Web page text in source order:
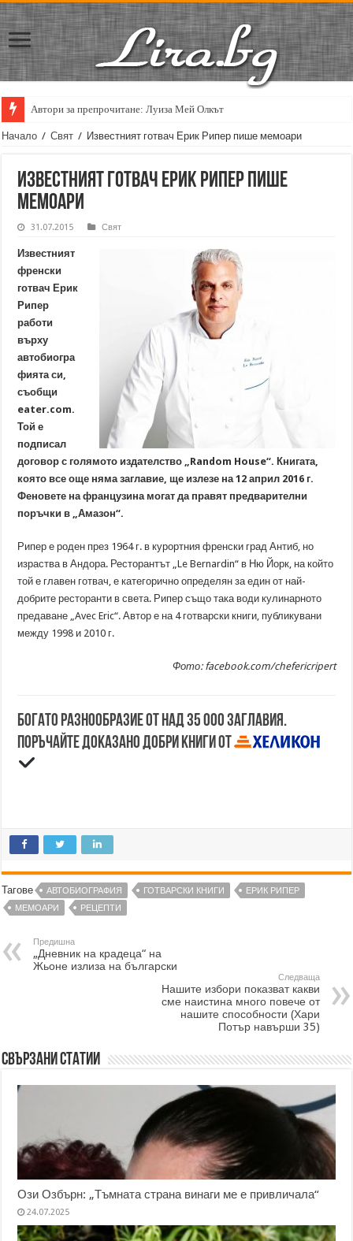
Автори за препрочитане: Луиза Мей Олкът
Начало / Свят / Известният готвач Ерик Рипер пише мемоари
Известният готвач Ерик Рипер пише
мемоари
31.07.2015 Свят
Известният
френски
готвач Ерик
Рипер
работи
върху
автобиогра
фията си,
съобщи
eater.com.
Той е
подписал
договор с голямото издателство „Random House“. Книгата,
която все още няма заглавие, ще излезе на 12 април 2016 г.
Феновете на французина могат да правят предварителни
поръчки в „Амазон“.
Рипер е роден през 1964 г. в курортния френски град Антиб, но
израства в Андора. Ресторантът „Le Bernardin“ в Ню Йорк, на който
той е главен готвач, е категорично определян за един от най-
добрите ресторанти в света. Рипер също така води кулинарното
предаване „Avec Eric“. Автор е на 4 готварски книги, публикувани
между 1998 и 2010 г.
Фото: facebook.com/chefericripert
Богато разнообразие от над 35 000 заглавия.
Поръчайте доказано добри книги от
Тагове АВТОБИОГРАФИЯ ГОТВАРСКИ КНИГИ
ЕРИК РИПЕР
МЕМОАРИ
РЕЦЕПТИ
Предишна
„Дневник на крадеца“ на
Жьоне излиза на български
Следваща
Нашите избори показват какви
сме наистина много повече от
нашите способности (Хари
Потър навърши 35)
Свързани статии
Ози Озбърн: „Тъмната страна винаги ме е привличала“
24.07.2025